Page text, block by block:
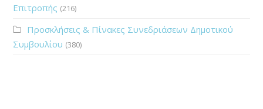
Επιτροπής (216)
Προσκλήσεις & Πίνακες Συνεδριάσεων Δημοτικού
Συμβουλίου (380)